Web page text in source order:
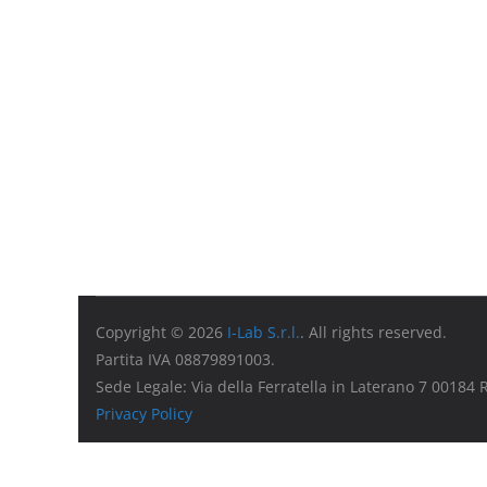
Copyright © 2026 I-Lab S.r.l.. All rights reserved.
Partita IVA 08879891003.
Sede Legale: Via della Ferratella in Laterano 7 00184
Privacy Policy